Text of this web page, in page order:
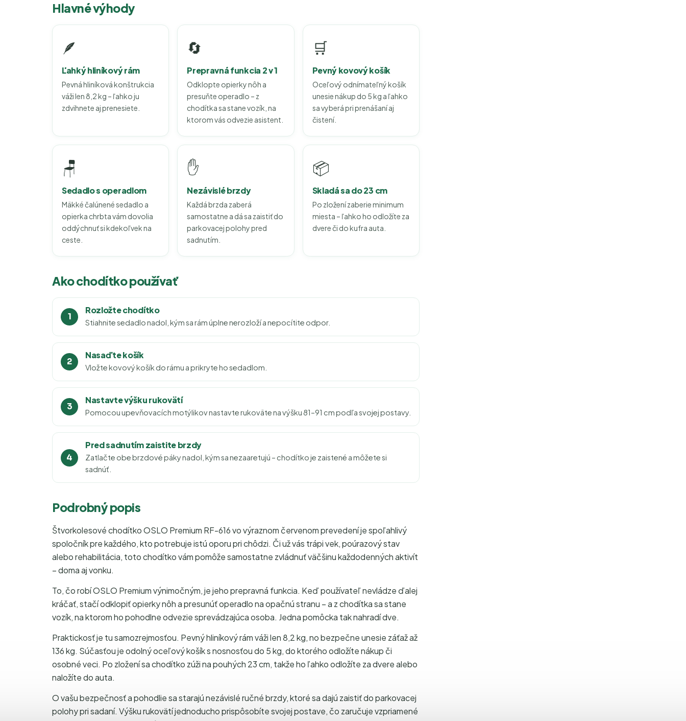
Hlavné výhody
🪶
Ľahký hliníkový rám
Pevná hliníková konštrukcia
váži len 8,2 kg – ľahko ju
zdvihnete aj prenesiete.
🔄
Prepravná funkcia 2 v 1
Odklopte opierky nôh a
presuňte operadlo – z
chodítka sa stane vozík, na
ktorom vás odvezie asistent.
🛒
Pevný kovový košík
Oceľový odnímateľný košík
unesie nákup do 5 kg a ľahko
sa vyberá pri prenášaní aj
čistení.
🪑
Sedadlo s operadlom
Mäkké čalúnené sedadlo a
opierka chrbta vám dovolia
oddýchnuť si kdekoľvek na
ceste.
✋
Nezávislé brzdy
Každá brzda zaberá
samostatne a dá sa zaistiť do
parkovacej polohy pred
sadnutím.
📦
Skladá sa do 23 cm
Po zložení zaberie minimum
miesta – ľahko ho odložíte za
dvere či do kufra auta.
Ako chodítko používať
Rozložte chodítko
Stiahnite sedadlo nadol, kým sa rám úplne nerozloží a nepocítite odpor.
Nasaďte košík
Vložte kovový košík do rámu a prikryte ho sedadlom.
Nastavte výšku rukovätí
Pomocou upevňovacích motýlikov nastavte rukoväte na výšku 81–91 cm podľa svojej postavy.
Pred sadnutím zaistite brzdy
Zatlačte obe brzdové páky nadol, kým sa nezaaretujú – chodítko je zaistené a môžete si
sadnúť.
Podrobný popis
Štvorkolesové chodítko OSLO Premium RF-616 vo výraznom červenom prevedení je spoľahlivý
spoločník pre každého, kto potrebuje istú oporu pri chôdzi. Či už vás trápi vek, poúrazový stav
alebo rehabilitácia, toto chodítko vám pomôže samostatne zvládnuť väčšinu každodenných aktivít
– doma aj vonku.
To, čo robí OSLO Premium výnimočným, je jeho prepravná funkcia. Keď používateľ nevládze ďalej
kráčať, stačí odklopiť opierky nôh a presunúť operadlo na opačnú stranu – a z chodítka sa stane
vozík, na ktorom ho pohodlne odvezie sprevádzajúca osoba. Jedna pomôcka tak nahradí dve.
Praktickosť je tu samozrejmosťou. Pevný hliníkový rám váži len 8,2 kg, no bezpečne unesie záťaž až
136 kg. Súčasťou je odolný oceľový košík s nosnosťou do 5 kg, do ktorého odložíte nákup či
osobné veci. Po zložení sa chodítko zúži na pouhých 23 cm, takže ho ľahko odložíte za dvere alebo
naložíte do auta.
O vašu bezpečnosť a pohodlie sa starajú nezávislé ručné brzdy, ktoré sa dajú zaistiť do parkovacej
polohy pri sadaní. Výšku rukovätí jednoducho prispôsobíte svojej postave, čo zaručuje vzpriamené